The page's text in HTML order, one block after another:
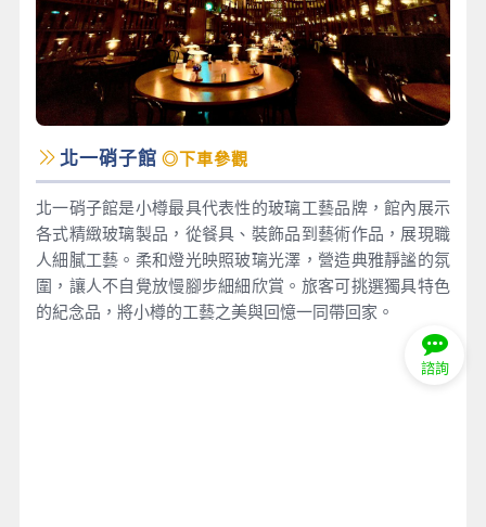
北一硝子館 ◎下車參觀
北一硝子館是小樽最具代表性的玻璃工藝品牌，館內展示
各式精緻玻璃製品，從餐具、裝飾品到藝術作品，展現職
人細膩工藝。柔和燈光映照玻璃光澤，營造典雅靜謐的氛
圍，讓人不自覺放慢腳步細細欣賞。旅客可挑選獨具特色
的紀念品，將小樽的工藝之美與回憶一同帶回家。
諮詢